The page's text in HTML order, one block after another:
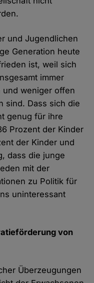
und Jugendlichen
Generation heute
ist, weil sich
immer
und weniger offen
sind. Dass sich die
genug für ihre
Prozent der Kinder
der Kinder und
dass die junge
mit der
zu Politik für
uninteressant
von
Überzeugungen